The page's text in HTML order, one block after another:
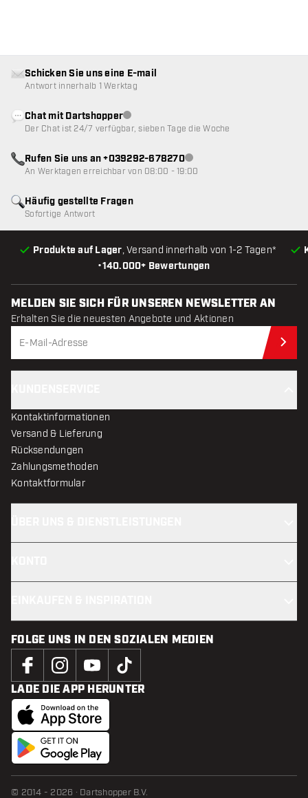
•140.000+ Bewertungen
Produkte auf Lager, Versand innerhalb von 1-2 Tagen*
Häufig gestellte Fragen
Sofortige Antwort
Schicken Sie uns eine E-mail
Antwort innerhalb 1 Werktag
Chat mit DartshopperKundenservice nicht verfügbar
Der Chat ist 24/7 verfügbar, sieben Tage die Woche
Rufen Sie uns an +039292-678270Kundenservice nicht
An Werktagen erreichbar von 08:00 - 19:00
MELDEN SIE SICH FÜR UNSEREN NEWSLETTER AN
Erhalten Sie die neuesten Angebote und Aktionen
Kontaktinformationen
Versand & Lieferung
Rücksendungen
Zahlungsmethoden
Kontaktformular
FOLGE UNS IN DEN SOZIALEN MEDIEN
LADE DIE APP HERUNTER
© 2014 - 2026 · Dartshopper B.V.